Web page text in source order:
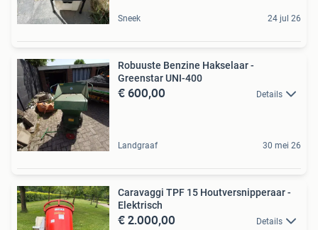
Sneek 24 jul 26
Robuuste Benzine Hakselaar -
Greenstar UNI-400
€ 600,00 Details
Landgraaf 30 mei 26
Caravaggi TPF 15 Houtversnipperaar -
Elektrisch
€ 2.000,00 Details